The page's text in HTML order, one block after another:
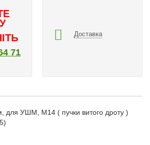
71
Доставка
для УШМ, М14 ( пучки витого дроту )